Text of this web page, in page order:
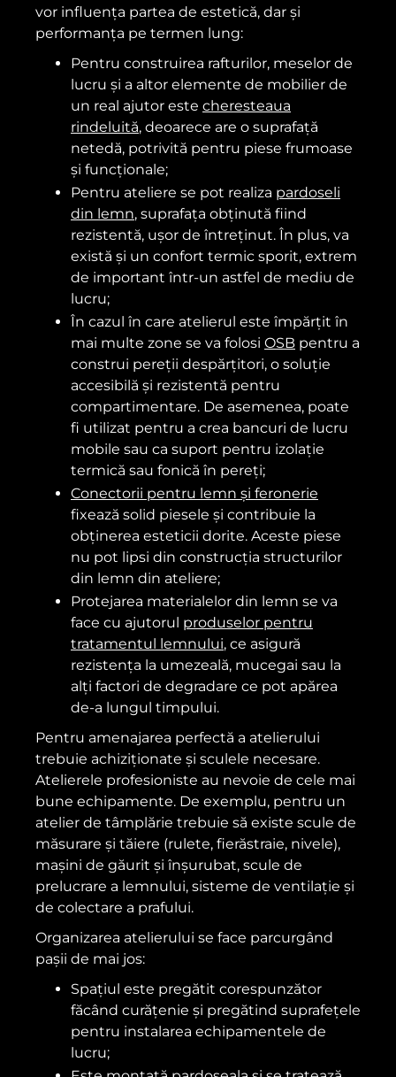
vor influența partea de estetică, dar și
performanța pe termen lung:
Pentru construirea rafturilor, meselor de
lucru și a altor elemente de mobilier de
un real ajutor este cheresteaua
rindeluită, deoarece are o suprafață
netedă, potrivită pentru piese frumoase
și funcționale;
Pentru ateliere se pot realiza pardoseli
din lemn, suprafața obținută fiind
rezistentă, ușor de întreținut. În plus, va
există și un confort termic sporit, extrem
de important într-un astfel de mediu de
lucru;
În cazul în care atelierul este împărțit în
mai multe zone se va folosi OSB pentru a
construi pereții despărțitori, o soluție
accesibilă și rezistentă pentru
compartimentare. De asemenea, poate
fi utilizat pentru a crea bancuri de lucru
mobile sau ca suport pentru izolație
termică sau fonică în pereți;
Conectorii pentru lemn și feronerie
fixează solid piesele și contribuie la
obținerea esteticii dorite. Aceste piese
nu pot lipsi din construcția structurilor
din lemn din ateliere;
Protejarea materialelor din lemn se va
face cu ajutorul produselor pentru
tratamentul lemnului, ce asigură
rezistența la umezeală, mucegai sau la
alți factori de degradare ce pot apărea
de-a lungul timpului.
Pentru amenajarea perfectă a atelierului
trebuie achiziționate și sculele necesare.
Atelierele profesioniste au nevoie de cele mai
bune echipamente. De exemplu, pentru un
atelier de tâmplărie trebuie să existe scule de
măsurare și tăiere (rulete, fierăstraie, nivele),
mașini de găurit și înșurubat, scule de
prelucrare a lemnului, sisteme de ventilație și
de colectare a prafului.
Organizarea atelierului se face parcurgând
pașii de mai jos:
Spațiul este pregătit corespunzător
făcând curățenie și pregătind suprafețele
pentru instalarea echipamentele de
lucru;